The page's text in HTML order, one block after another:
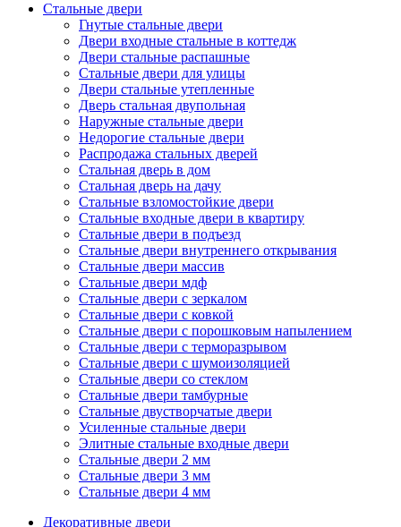
Стальные двери
Гнутые стальные двери
Двери входные стальные в коттедж
Двери стальные распашные
Стальные двери для улицы
Двери стальные утепленные
Дверь стальная двупольная
Наружные стальные двери
Недорогие стальные двери
Распродажа стальных дверей
Стальная дверь в дом
Стальная дверь на дачу
Стальные взломостойкие двери
Стальные входные двери в квартиру
Стальные двери в подъезд
Стальные двери внутреннего открывания
Стальные двери массив
Стальные двери мдф
Стальные двери с зеркалом
Стальные двери с ковкой
Стальные двери с порошковым напылением
Стальные двери с терморазрывом
Стальные двери с шумоизоляцией
Стальные двери со стеклом
Стальные двери тамбурные
Стальные двустворчатые двери
Усиленные стальные двери
Элитные стальные входные двери
Стальные двери 2 мм
Стальные двери 3 мм
Стальные двери 4 мм
Декоративные двери